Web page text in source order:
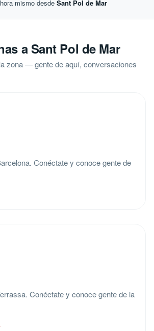
mismo desde Sant Pol de Mar
a Sant Pol de Mar
zona — gente de aquí, conversaciones
Conéctate y conoce gente de
Conéctate y conoce gente de la